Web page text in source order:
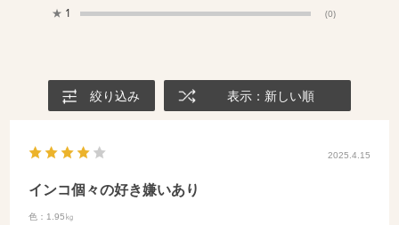
★ 1 (0)
絞り込み 表示：新しい順
2025.4.15
インコ個々の好き嫌いあり
色：1.95㎏